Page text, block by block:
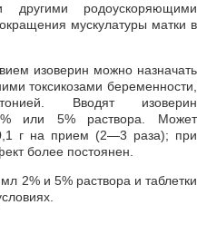
родоускоряющими
мускулатуры матки в
изоверин можно назначать
токсикозами беременности,
Вводят изоверин
или 5% раствора. Может
г на прием (2—3 раза); при
более постоянен.
2% и 5% раствора и таблетки